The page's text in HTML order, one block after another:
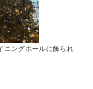
ニングホールに飾られ